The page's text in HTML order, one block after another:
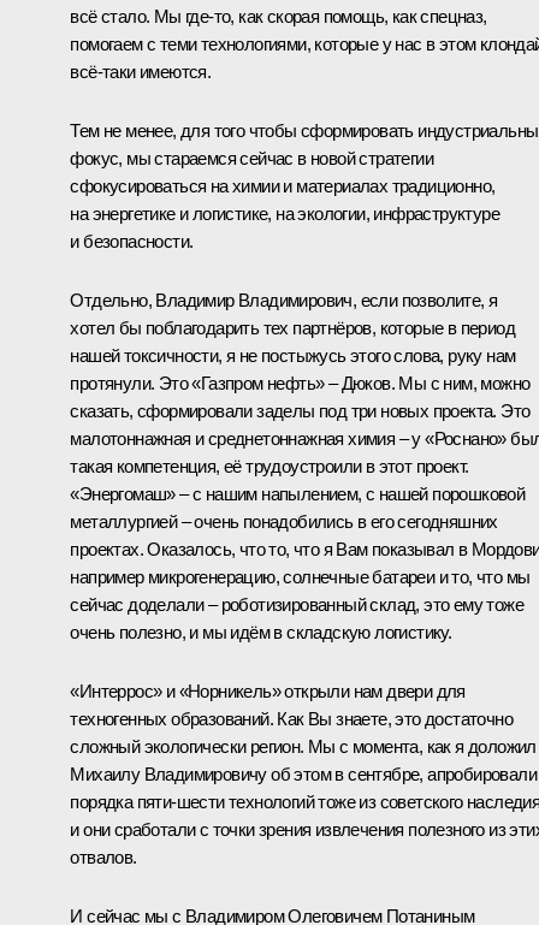
всё стало. Мы где-то, как скорая помощь, как спецназ,
помогаем с теми технологиями, которые у нас в этом
всё-таки имеются.
Тем не менее, для того чтобы сформировать
фокус, мы стараемся сейчас в новой стратегии
сфокусироваться на химии и материалах традиционно,
на энергетике и логистике, на экологии, инфраструктуре
и безопасности.
Отдельно, Владимир Владимирович, если позволите, я
хотел бы поблагодарить тех партнёров, которые в период
нашей токсичности, я не постыжусь этого слова, руку нам
протянули. Это «Газпром нефть» – Дюков. Мы с ним, можно
сказать, сформировали заделы под три новых проекта. Это
малотоннажная и среднетоннажная химия – у «Роснано»
такая компетенция, её трудоустроили в этот проект.
«Энергомаш» – с нашим напылением, с нашей порошковой
металлургией – очень понадобились в его сегодняшних
проектах. Оказалось, что то, что я Вам показывал в
например микрогенерацию, солнечные батареи и то, что мы
сейчас доделали – роботизированный склад, это ему тоже
очень полезно, и мы идём в складскую логистику.
«Интеррос» и «Норникель» открыли нам двери для
техногенных образований. Как Вы знаете, это достаточно
сложный экологически регион. Мы с момента, как я доложил
Михаилу Владимировичу об этом в сентябре, апробировали
порядка пяти-шести технологий тоже из советского
и они сработали с точки зрения извлечения полезного из
отвалов.
И сейчас мы с Владимиром Олеговичем Потаниным